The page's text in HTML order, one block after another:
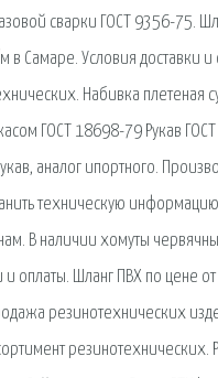
сварки ГОСТ 9356-75.
Самаре. Условия доставки
Набивка
ГОСТ 18698-79 Рукав
аналог ипортного.
техническую
В наличии хомуты
оплаты. Шланг ПВХ по цене
резинотехнических
резинотехнических.